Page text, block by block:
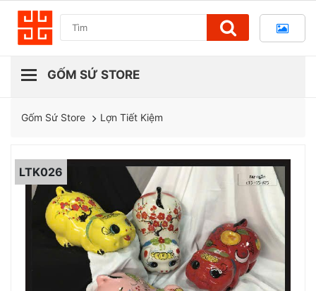
Gốm Sứ Store Lợn Tiết Kiệm
LTK026